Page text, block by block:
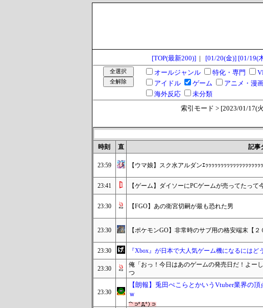
[TOP(最新200)]| [01/20(金)] [01/19(
オールジャンル
特化・専門
アイドル
ゲーム アニメ・漫
海外反応
未分類
索引モード > [2023/01/17(
時刻
直 記事
23:59 【ウマ娘】スク水アルダンｴｯｯｯｯｯｯｯｯｯｯｯｯｯｯｯｯｯｯ
23:41 【ゲーム】ダイソーにPCゲームが売ってたって
23:30 【FGO】あの衛宮切嗣が最も恐れた男
23:30 【ポケモンGO】非常時のサブ用の格安端末【２
23:30 『Xbox』が日本で大人気ゲーム機になるにはど
23:30
俺「おっ！今日はあのゲームの発売日だ！よー
つ
23:30
【朗報】兎田ぺこらとかいうVtuber業界の
ｗ